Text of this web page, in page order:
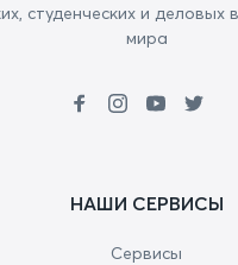
студенческих и
мира
НАШИ СЕРВИСЫ
Сервисы